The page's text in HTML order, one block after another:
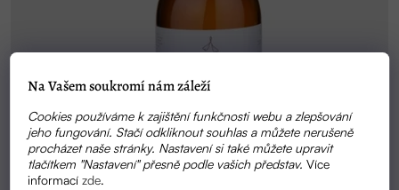
Na Vašem soukromí nám záleží
Cookies používáme k zajištění funkčnosti webu a zlepšování
jeho fungování. Stačí odkliknout souhlas a můžete nerušeně
procházet naše stránky. Nastavení si také můžete upravit
tlačítkem "Nastavení" přesně podle vašich představ.Více
informacízde.